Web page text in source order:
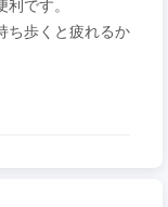
です。
ち歩くと疲れるか